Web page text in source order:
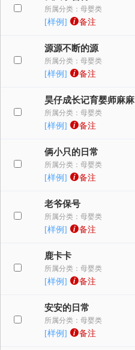
所属分类：母婴类
[样例] 备注
源源不断的源
所属分类：母婴类
[样例] 备注
昊仔成长记育婴师麻麻
所属分类：母婴类
[样例] 备注
俩小只的日常
所属分类：母婴类
[样例] 备注
老爷保号
所属分类：母婴类
[样例] 备注
鹿卡卡
所属分类：母婴类
[样例] 备注
安安的日常
所属分类：母婴类
[样例] 备注